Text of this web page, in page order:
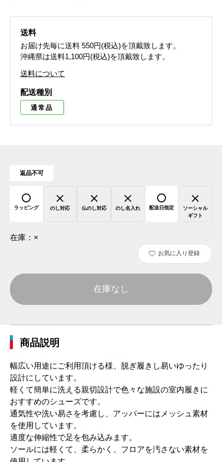
送料
お届け先毎に送料 550円(税込)を頂戴致します。
沖縄県は送料1,100円(税込)を頂戴致します。
送料について
配送種別
通常品
返品不可
ラッピング のし対応 仏のし対応 のし名入れ 配送日指定
ソーシャル
ギフト
在庫： ×
お気に入り登録
在庫なし
商品説明
幅広い用途にご利用頂ける様、脱ぎ履きし易いゆったり
設計にしています。
軽くて簡単に洗える親切設計で色々な施設の室内履きに
おすすめのシューズです。
通気性や洗い易さを考慮し、アッパーにはメッシュ素材
を使用しています。
適度な伸縮性で足を包み込みます。
ソールには軽くて、柔らかく、フロアを汚さない素材を